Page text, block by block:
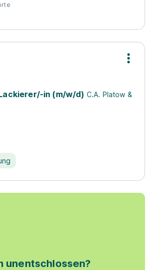
in (m/w/d) C.A. Platow &
unentschlossen?